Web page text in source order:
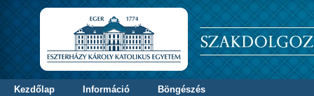
Kezdőlap Információ
Böngészés